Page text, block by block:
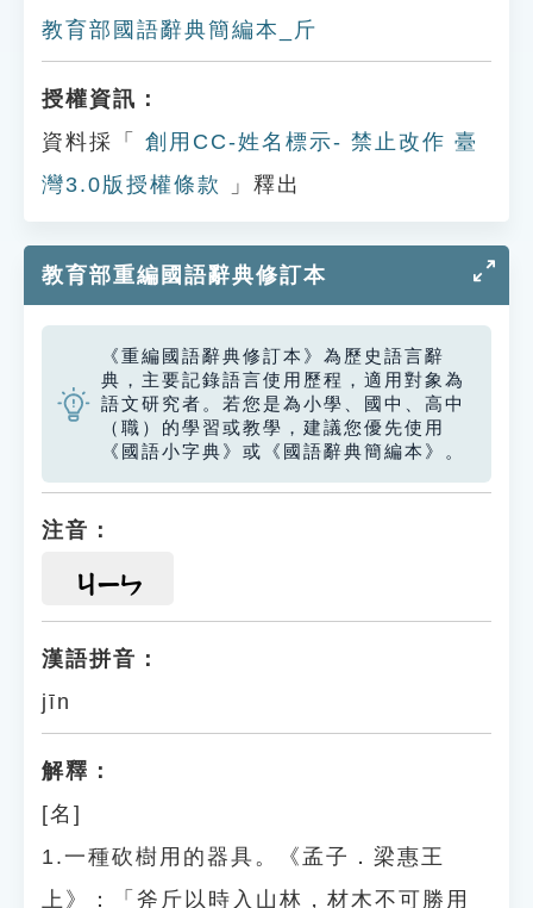
教育部國語辭典簡編本_斤
授權資訊：
資料採「
創用CC-姓名標示- 禁止改作 臺
灣3.0版授權條款
」釋出
教育部重編國語辭典修訂本
《重編國語辭典修訂本》為歷史語言辭
典，主要記錄語言使用歷程，適用對象為
語文研究者。若您是為小學、國中、高中
（職）的學習或教學，建議您優先使用
《國語小字典》或《國語辭典簡編本》。
注音：
ㄐㄧㄣ
漢語拼音：
jīn
解釋：
[名]
1.一種砍樹用的器具。《孟子．梁惠王
上》：「斧斤以時入山林，材木不可勝用